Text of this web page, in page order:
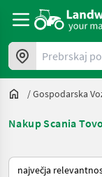
Prebrskaj ponudbe
/Gospodarska
Nakup Scania
Tako je razvrščeno